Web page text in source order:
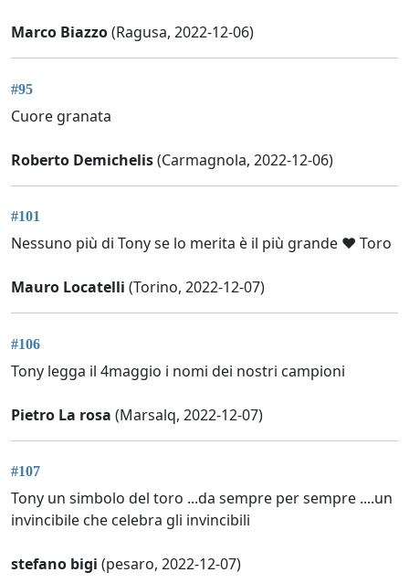
Marco Biazzo(Ragusa, 2022-12-06)
#95
Cuore granata
Roberto Demichelis(Carmagnola, 2022-12-06)
#101
Nessuno più di Tony se lo merita è il più grande ❤️ Toro
Mauro Locatelli (Torino, 2022-12-07)
#106
Tony legga il 4maggio i nomi dei nostri campioni
Pietro La rosa (Marsalq, 2022-12-07)
#107
Tony un simbolo del toro ...da sempre per sempre ....un
invincibile che celebra gli invincibili
stefano bigi (pesaro, 2022-12-07)